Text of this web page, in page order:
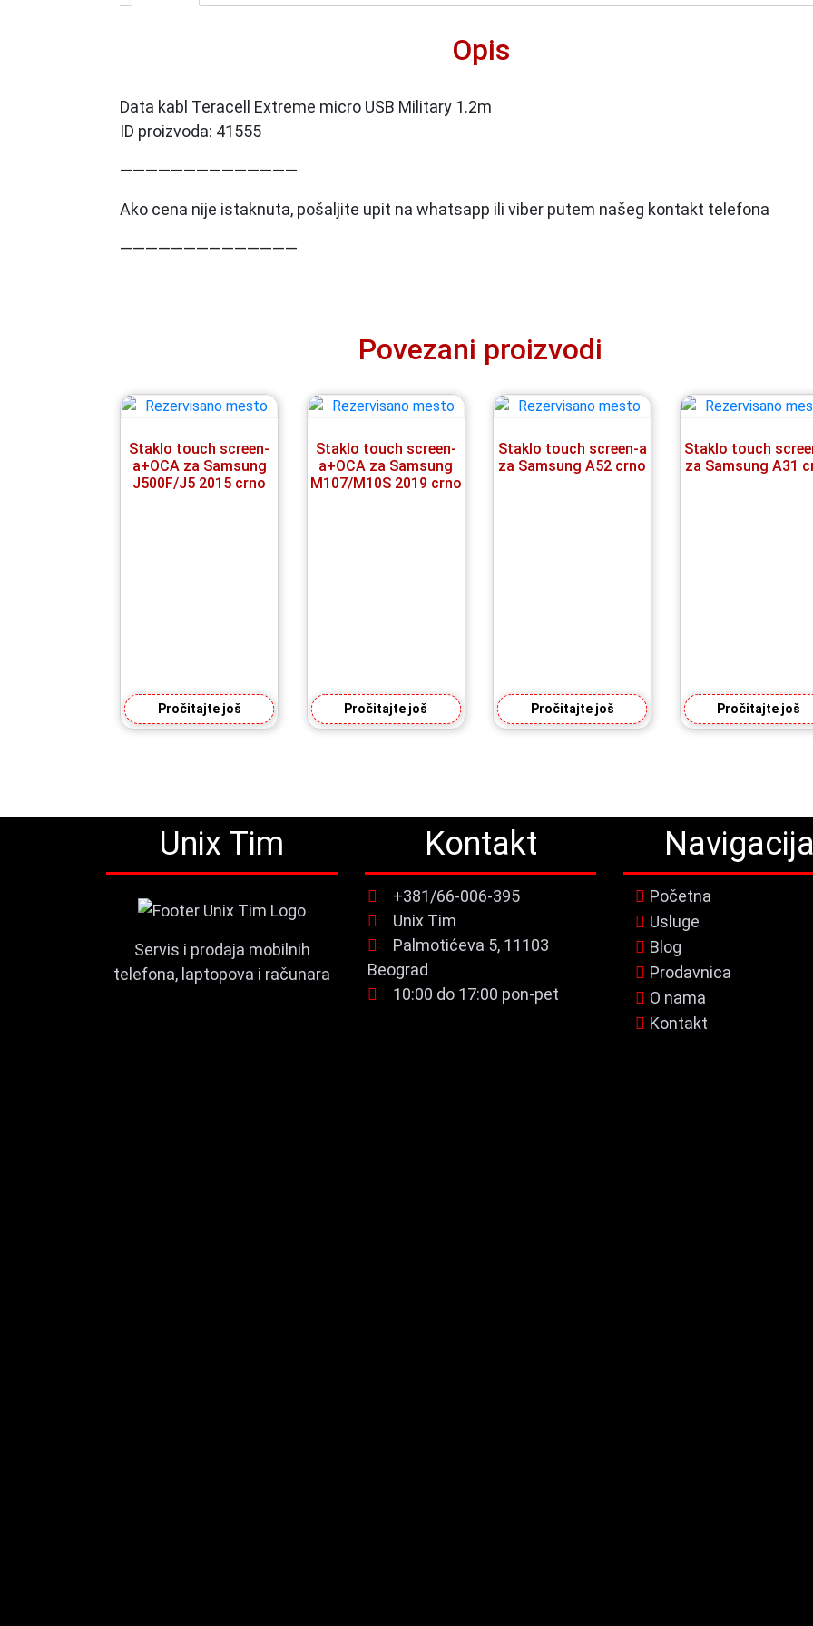
Opis
Data kabl Teracell Extreme micro USB Military 1.2m
ID proizvoda: 41555
——————————————
Ako cena nije istaknuta, pošaljite upit na whatsapp ili viber putem našeg kontakt telefona
——————————————
Povezani proizvodi
Staklo touch screen-
a+OCA za Samsung
J500F/J5 2015 crno
Pročitajte još
Staklo touch screen-
a+OCA za Samsung
M107/M10S 2019 crno
Pročitajte još
Staklo touch screen-a
za Samsung A52 crno
Pročitajte još
Staklo touch
za Samsung A31
Pročitajte još
Unix Tim
Servis i prodaja mobilnih
telefona, laptopova i računara
Kontakt
+381/66-006-395
Unix Tim
Palmotićeva 5, 11103
Beograd
10:00 do 17:00 pon-pet
Navigacija
Početna
Usluge
Blog
Prodavnica
O nama
Kontakt